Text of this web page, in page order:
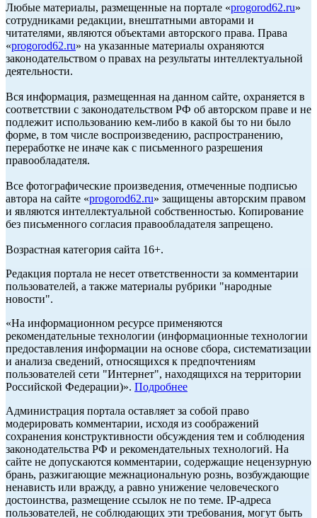
Любые материалы, размещенные на портале «progorod62.ru»
сотрудниками редакции, внештатными авторами и
читателями, являются объектами авторского права. Права
«progorod62.ru» на указанные материалы охраняются
законодательством о правах на результаты интеллектуальной
деятельности.
Вся информация, размещенная на данном сайте, охраняется в
соответствии с законодательством РФ об авторском праве и не
подлежит использованию кем-либо в какой бы то ни было
форме, в том числе воспроизведению, распространению,
переработке не иначе как с письменного разрешения
правообладателя.
Все фотографические произведения, отмеченные подписью
автора на сайте «progorod62.ru» защищены авторским правом
и являются интеллектуальной собственностью. Копирование
без письменного согласия правообладателя запрещено.
Возрастная категория сайта 16+.
Редакция портала не несет ответственности за комментарии
пользователей, а также материалы рубрики "народные
новости".
«На информационном ресурсе применяются
рекомендательные технологии (информационные технологии
предоставления информации на основе сбора, систематизации
и анализа сведений, относящихся к предпочтениям
пользователей сети "Интернет", находящихся на территории
Российской Федерации)». Подробнее
Администрация портала оставляет за собой право
модерировать комментарии, исходя из соображений
сохранения конструктивности обсуждения тем и соблюдения
законодательства РФ и рекомендательных технологий. На
сайте не допускаются комментарии, содержащие нецензурную
брань, разжигающие межнациональную рознь, возбуждающие
ненависть или вражду, а равно унижение человеческого
достоинства, размещение ссылок не по теме. IP-адреса
пользователей, не соблюдающих эти требования, могут быть